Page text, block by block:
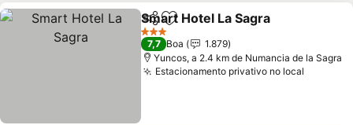
PartilharAdicionar aos favoritos
Smart Hotel La Sagra
3 Estrelas
7,7 Boa
1.879
Yuncos, a 2.4 km de Numancia de la Sagra
Estacionamento privativo no local